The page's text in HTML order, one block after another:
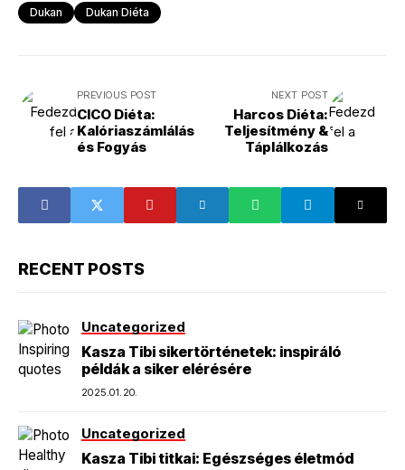
Dukan Dukan Diéta
PREVIOUS POST
CICO Diéta:
Kalóriaszámlálás
és Fogyás
NEXT POST
Harcos Diéta:
Teljesítmény &
Táplálkozás
RECENT POSTS
Uncategorized
Kasza Tibi sikertörténetek: inspiráló
példák a siker elérésére
2025.01.20.
Uncategorized
Kasza Tibi titkai: Egészséges életmód